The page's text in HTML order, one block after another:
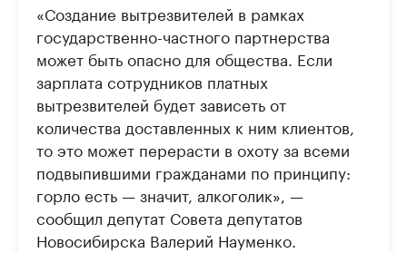
«Создание вытрезвителей в рамках
государственно-частного партнерства
может быть опасно для общества. Если
зарплата сотрудников платных
вытрезвителей будет зависеть от
количества доставленных к ним клиентов,
то это может перерасти в охоту за всеми
подвыпившими гражданами по принципу:
горло есть — значит, алкоголик», —
сообщил депутат Совета депутатов
Новосибирска Валерий Науменко.